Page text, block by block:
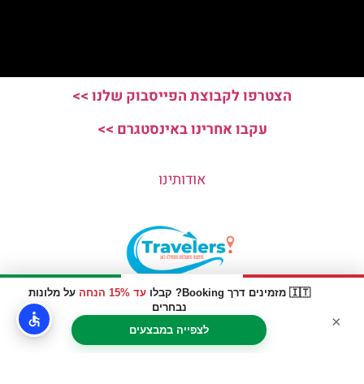
🇮🇹 מזמינים דרך Booking? קבלו עד 15% הנחה
על מלונות
נבחרים
לצפייה במבצעים
×
הצטרפו לקבוצת הפייסבוק שלנו >>
עקבו אחרינו באינסטגרם >>
אודותינו
האתר הינו אתר המלצות מטיילים © כל הזכויות שמורות לסוכנות
TRAVELERS.CO.IL